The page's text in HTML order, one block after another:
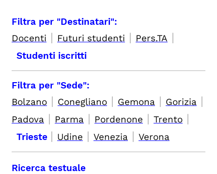
Filtra per "Destinatari":
Docenti | Futuri studenti | Pers.TA |
Studenti iscritti
Filtra per "Sede":
Bolzano | Conegliano | Gemona | Gorizia |
Padova | Parma | Pordenone | Trento |
Trieste | Udine | Venezia | Verona
Ricerca testuale